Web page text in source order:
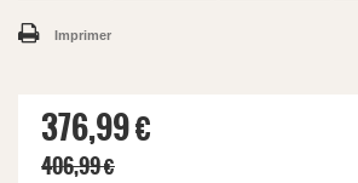
Imprimer
376,99 €
406,99 €